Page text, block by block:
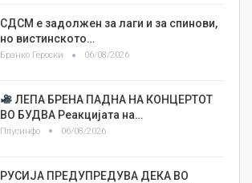
СДСМ е задолжен за лаги и за спинови,
но вистинското…
Бранко Героски 06/08/2026
ЛЕПА БРЕНА ПАДНА НА КОНЦЕРТОТ
ВО БУДВА Реакцијата на…
Плусинфо 06/08/2026
РУСИЈА ПРЕДУПРЕДУВА ДЕКА ВО